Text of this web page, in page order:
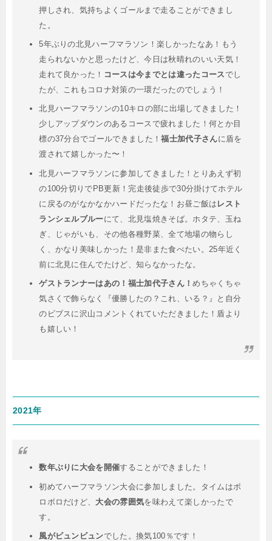
押しされ、気持ちよくゴールまで走ることができまし
た。
5年ぶりの北見ハーフマラソン！楽しかったなあ！もう
走られないかと思ったけど、今日は秋晴れのいい天気！
走れて良かった！ コースは今までとは違ったコース でし
たが、これもコロナ対策の一環だったのでしょう！
北見ハーフマラソンの10キロの部に出場してきました！
少しアップダウンのあるコースで疲れました！何とか目
標の37分台でゴールできました！福士加代子さんに盾を
渡されて嬉しかった〜！
北見ハーフマラソンに参加してきました！とりあえず初
の100分切りでPB更新！完走後徒歩で30分掛けてホテル
に戻るのがなかなかハードだったな！お昼ご飯は レスト
ランシェルブルーにて、北見塩焼きそば。ホタテ、玉ね
ぎ、じゃがいも、その他各種野菜、全て地場の物らし
く、かなり美味しかった！是非また食べたい。25年近く
前に北見に住んでたけど、知らなかったな。
ゲストランナーはあの！福士加代子さん！めちゃくちゃ
気さくで飾らなく『優勝したの？これ、いる？』と自分
のビブスに沢山コメントくれていただきました！盾より
も嬉しい！
2021年
数年ぶりに大会を開催することができました！
初めてハーフマラソン大会に参加しました。タイムはボ
ロボロだけど、 大会の雰囲気を味わえて楽しかったで
す。
風がビュンビュンでした。換気100％です！